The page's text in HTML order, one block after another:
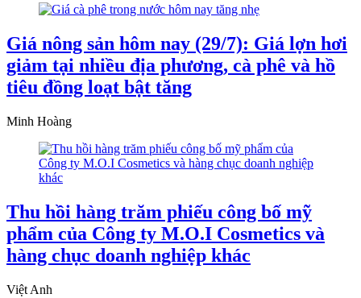
Giá nông sản hôm nay (29/7): Giá lợn hơi
giảm tại nhiều địa phương, cà phê và hồ
tiêu đồng loạt bật tăng
Minh Hoàng
Thu hồi hàng trăm phiếu công bố mỹ
phẩm của Công ty M.O.I Cosmetics và
hàng chục doanh nghiệp khác
Việt Anh